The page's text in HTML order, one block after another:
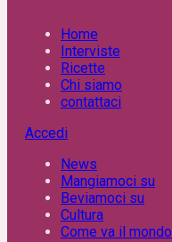
Home
Interviste
Ricette
Chi siamo
contattaci
Accedi
News
Mangiamoci su
Beviamoci su
Cultura
Come va il mondo